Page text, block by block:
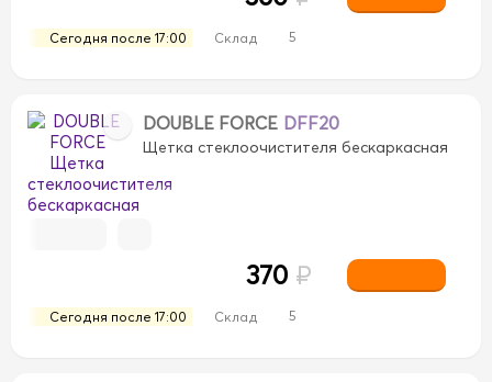
Сегодня после 17:00 Склад 5
DOUBLE FORCE DFF20
Щетка стеклоочистителя бескаркасная
Сегодня после 17:00 Склад 5
370 ₽